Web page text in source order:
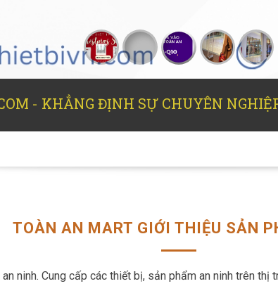
- KHẲNG ĐỊNH SỰ CHUYÊN
TOÀN AN MART GIỚI THIỆU SẢN
ninh. Cung cấp các thiết bị, sản phẩm an ninh trên